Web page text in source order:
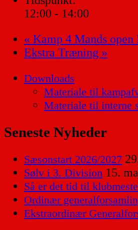
12:00 - 14:00
« Kamp 4 Mands
Ekstra Træning »
Downloads
Materiale til
Materiale til interne
Seneste Nyheder
Sæsonstart 2026/2027
Sølv i 3. Division 15.
Så er det tid til
Ordinær
Ekstraordinær